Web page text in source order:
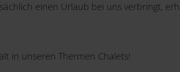
einen Urlaub bei uns verbringt,
in unseren Thermen Chalets!